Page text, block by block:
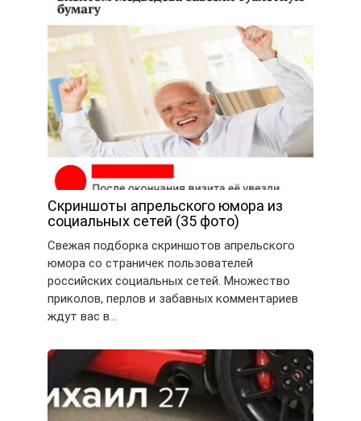
Скриншоты апрельского юмора из
социальных сетей (35 фото)
Свежая подборка скриншотов апрельского
юмора со страничек пользователей
российских социальных сетей. Множество
приколов, перлов и забавных комментариев
ждут вас в…